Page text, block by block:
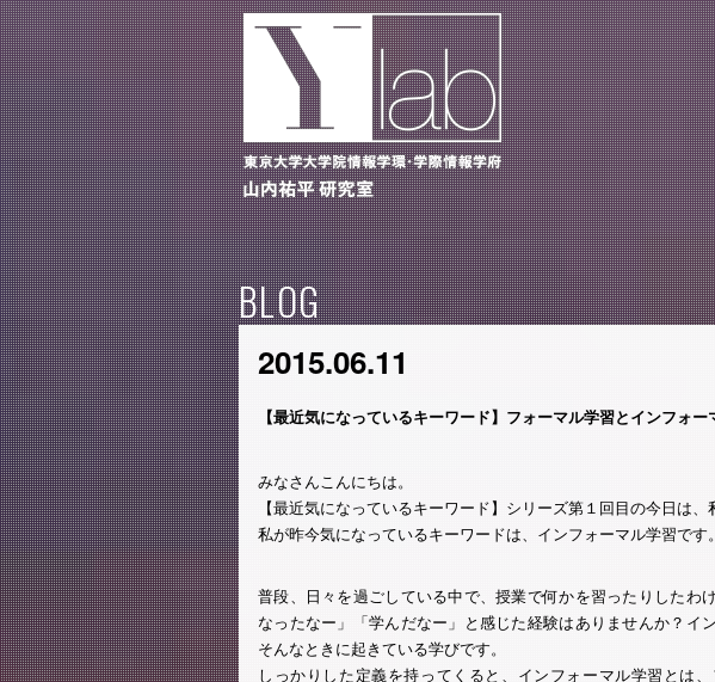
BLOG
2015.06.11
【最近気になっているキーワード】フォーマル学習とインフォー
みなさんこんにちは。
【最近気になっているキーワード】シリーズ第１回目の今日は、
私が昨今気になっているキーワードは、インフォーマル学習です。
普段、日々を過ごしている中で、授業で何かを習ったりしたわ
なったなー」「学んだなー」と感じた経験はありませんか？イ
そんなときに起きている学びです。
しっかりした定義を持ってくると、インフォーマル学習とは